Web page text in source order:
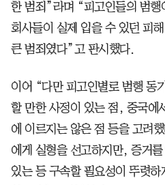
한 범죄”라며 “피고인들의 범행
회사들이 실제 입을 수 있던 피
큰 범죄였다”고 판시했다.
이어 “다만 피고인별로 범행 동
할 만한 사정이 있는 점, 중국에
에 이르지는 않은 점 등을 고려
에게 실형을 선고하지만, 증거
있는 등 구속할 필요성이 뚜렷